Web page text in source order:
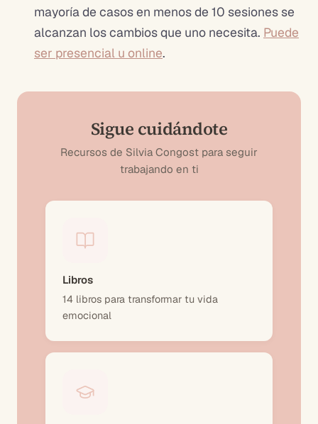
mayoría de casos en menos de 10 sesiones se
alcanzan los cambios que uno necesita. Puede
ser presencial u online.
Sigue cuidándote
Recursos de Silvia Congost para seguir
trabajando en ti
Libros
14 libros para transformar tu vida
emocional